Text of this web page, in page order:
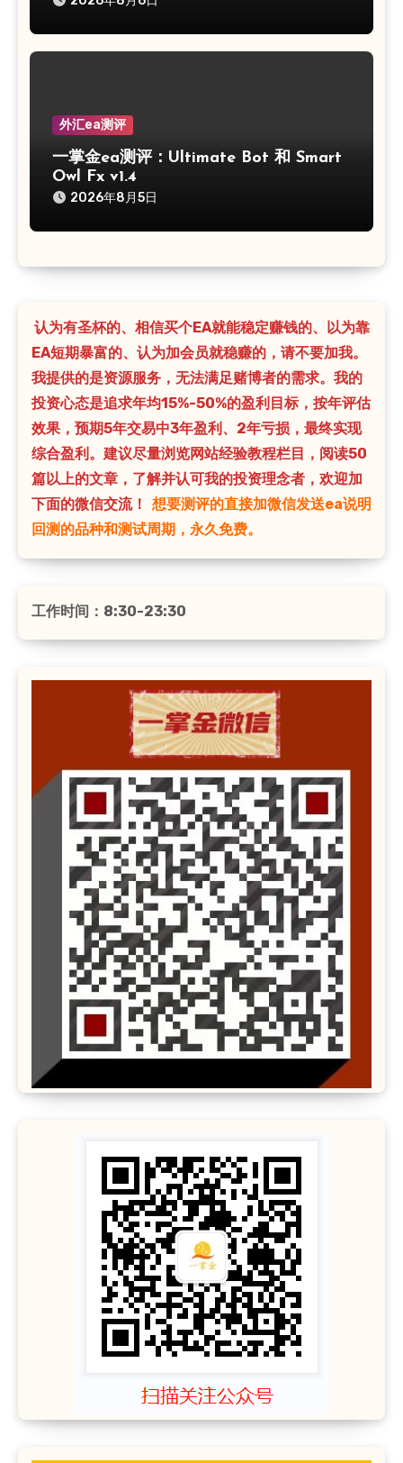
外汇ea测评
一掌金ea测评：Ultimate Bot 和 Smart
Owl Fx v1.4
2026年8月5日
认为有圣杯的、相信买个EA就能稳定赚钱的、以为靠
EA短期暴富的、认为加会员就稳赚的，请不要加我。
我提供的是资源服务，无法满足赌博者的需求。我的
投资心态是追求年均15%-50%的盈利目标，按年评估
效果，预期5年交易中3年盈利、2年亏损，最终实现
综合盈利。建议尽量浏览网站经验教程栏目，阅读50
篇以上的文章，了解并认可我的投资理念者，欢迎加
下面的微信交流！
想要测评的直接加微信发送ea说明
回测的品种和测试周期，永久免费。
工作时间：8:30-23:30